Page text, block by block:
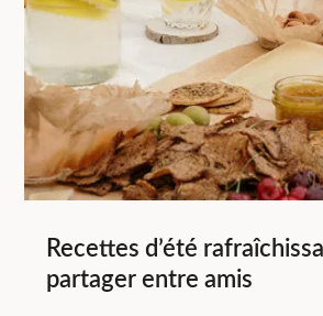
Recettes d’été
partager entre amis